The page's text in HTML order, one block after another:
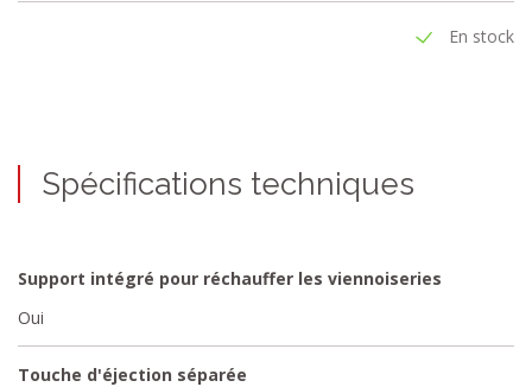
En stock
Spécifications techniques
Support intégré pour réchauffer les viennoiseries
Oui
Touche d'éjection séparée